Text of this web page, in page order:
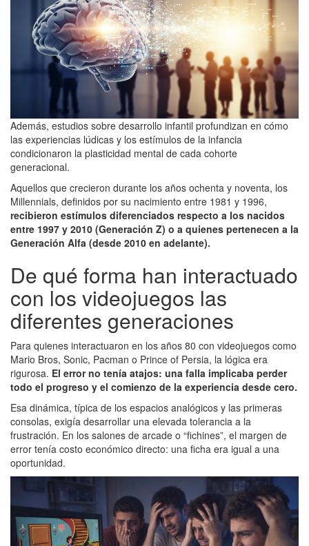
Además, estudios sobre desarrollo infantil profundizan en cómo
las experiencias lúdicas y los estímulos de la infancia
condicionaron la plasticidad mental de cada cohorte
generacional.
Aquellos que crecieron durante los años ochenta y noventa, los
Millennials, definidos por su nacimiento entre 1981 y 1996,
recibieron estímulos diferenciados respecto a los nacidos
entre 1997 y 2010 (Generación Z) o a quienes pertenecen a la
Generación Alfa (desde 2010 en adelante).
De qué forma han interactuado
con los videojuegos las
diferentes generaciones
Para quienes interactuaron en los años 80 con videojuegos como
Mario Bros, Sonic, Pacman o Prince of Persia, la lógica era
rigurosa. El error no tenía atajos: una falla implicaba perder
todo el progreso y el comienzo de la experiencia desde cero.
Esa dinámica, típica de los espacios analógicos y las primeras
consolas, exigía desarrollar una elevada tolerancia a la
frustración. En los salones de arcade o “fichines”, el margen de
error tenía costo económico directo: una ficha era igual a una
oportunidad.